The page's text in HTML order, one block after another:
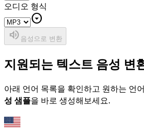
오디오 형식
arrow_drop_down_circle
volume_up 음성으로 변환
지원되는 텍스트 음성 변
아래 언어 목록을 확인하고 원하는 언
성 샘플을 바로 생성해보세요.